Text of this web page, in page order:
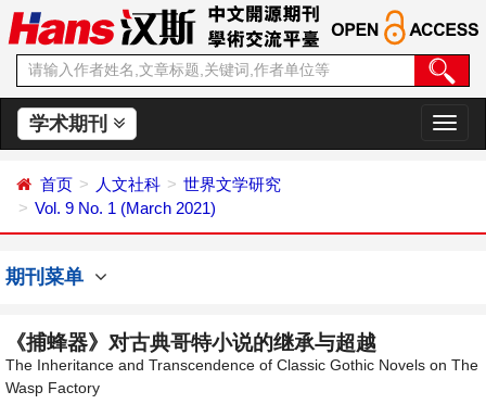
学术期刊
切
换
首页 人文社科
世界文学研究
Vol. 9 No. 1 (March 2021)
期刊菜单
《捕蜂器》对古典哥特小说的继承与超越
The Inheritance and Transcendence of Classic Gothic Novels on The
Wasp Factory